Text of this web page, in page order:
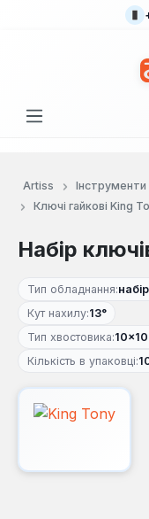
Перейти до
Artiss Інструменти
Ключі гайкові King
Набір
Тип обладнання:
Кут нахилу:13°
Тип хвостовика:
Кількість в упаковці: